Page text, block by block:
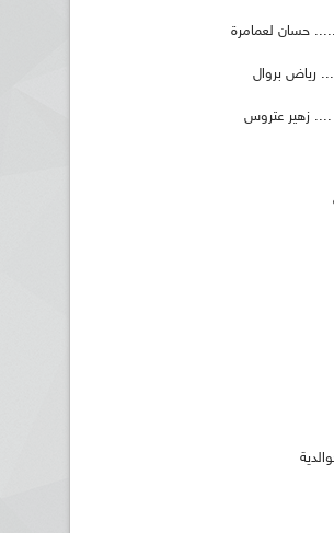
حسان لعمامرة
رياض بروال
زهير عتروس